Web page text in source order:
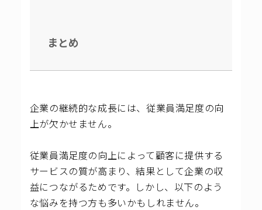
まとめ
企業の継続的な成長には、従業員満足度の向
上が欠かせません。
従業員満足度の向上によって顧客に提供する
サービスの質が高まり、結果として企業の収
益につながるためです。しかし、以下のよう
な悩みを持つ方も多いかもしれません。